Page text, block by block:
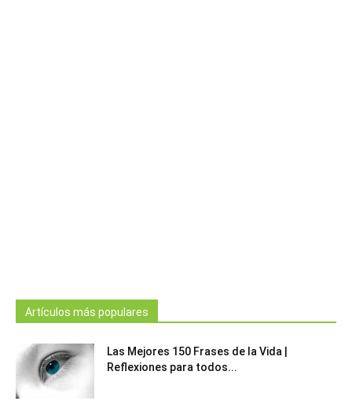
Artículos más populares
Las Mejores 150 Frases de la Vida |
Reflexiones para todos...